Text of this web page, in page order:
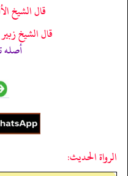
قال الشيخ
قال الشيخ
أصله
الرواة الحديث: